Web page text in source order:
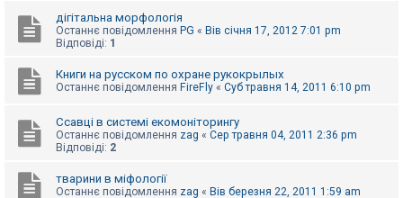
дігітальна морфологія
Останнє повідомлення PG « Вів січня 17, 2012 7:01 pm
Відповіді: 1
Книги на русском по охране рукокрылых
Останнє повідомлення FireFly « Суб травня 14, 2011 6:10 pm
Ссавці в системі екомоніторингу
Останнє повідомлення zag « Сер травня 04, 2011 2:36 pm
Відповіді: 2
тварини в міфології
Останнє повідомлення zag « Вів березня 22, 2011 1:59 am